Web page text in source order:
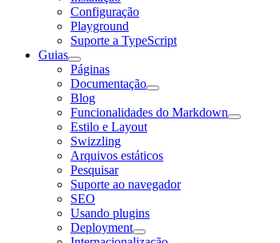
Configuração
Playground
Suporte a TypeScript
Guias
Páginas
Documentação
Blog
Funcionalidades do Markdown
Estilo e Layout
Swizzling
Arquivos estáticos
Pesquisar
Suporte ao navegador
SEO
Usando plugins
Deployment